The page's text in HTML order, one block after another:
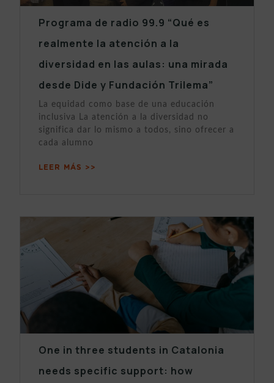
Programa de radio 99.9 “Qué es
realmente la atención a la
diversidad en las aulas: una mirada
desde Dide y Fundación Trilema”
La equidad como base de una educación
inclusiva La atención a la diversidad no
significa dar lo mismo a todos, sino ofrecer a
cada alumno
LEER MÁS >>
One in three students in Catalonia
needs specific support: how